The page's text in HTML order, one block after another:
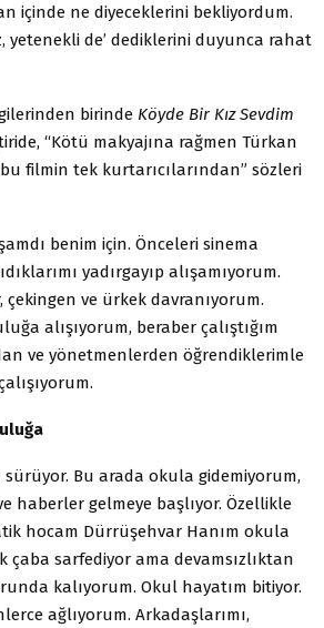
içinde ne diyeceklerini bekliyordum.
yetenekli de’ dediklerini duyunca rahat
birinde Köyde Bir Kız Sevdim
“Kötü makyajına rağmen Türkan
filmin tek kurtarıcılarından” sözleri
benim için. Önceleri sinema
yadırgayıp alışamıyorum.
çekingen ve ürkek davranıyorum.
alışıyorum, beraber çalıştığım
ve yönetmenlerden öğrendiklerimle
Bu arada okula gidemiyorum,
haberler gelmeye başlıyor. Özellikle
hocam Dürrüşehvar Hanım okula
çaba sarfediyor ama devamsızlıktan
kalıyorum. Okul hayatım bitiyor.
ağlıyorum. Arkadaşlarımı,